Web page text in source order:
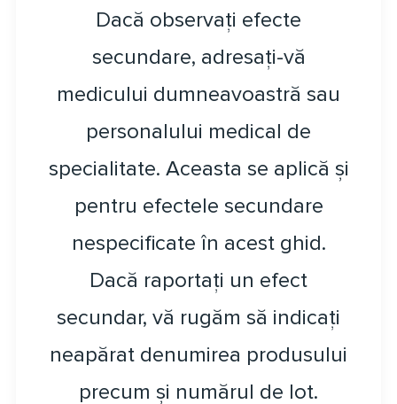
Dacă observați efecte
secundare, adresați-vă
medicului dumneavoastră sau
personalului medical de
specialitate. Aceasta se aplică și
pentru efectele secundare
nespecificate în acest ghid.
Dacă raportați un efect
secundar, vă rugăm să indicați
neapărat denumirea produsului
precum și numărul de lot.